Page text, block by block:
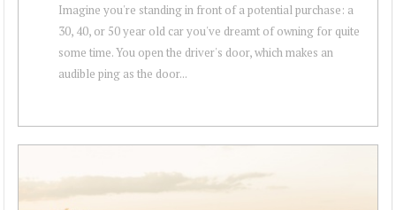
Imagine you're standing in front of a potential purchase: a
30, 40, or 50 year old car you've dreamt of owning for quite
some time. You open the driver's door, which makes an
audible ping as the door...